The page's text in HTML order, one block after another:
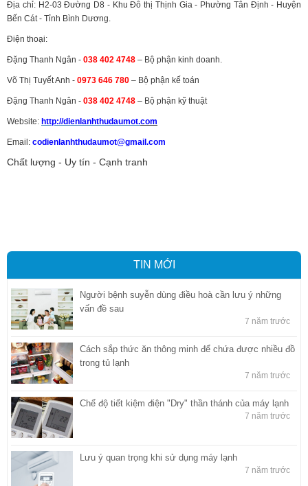
Địa chỉ: H2-03 Đường D8 - Khu Đô thị Thịnh Gia - Phường Tân Định - Huyện
Bến Cát - Tỉnh Bình Dương.
Điện thoại:
Đặng Thanh Ngân - 038 402 4748 – Bộ phận kinh doanh.
Võ Thị Tuyết Anh - 0973 646 780 – Bộ phận kế toán
Đặng Thanh Ngân - 038 402 4748 – Bộ phận kỹ thuật
Website: http://dienlanhthudaumot.com
Email: codienlanhthudaumot@gmail.com
Chất lượng - Uy tín - Cạnh tranh
TIN MỚI
Người bệnh suyễn dùng điều hoà cần lưu ý những
vấn đề sau
7 năm trước
Cách sắp thức ăn thông minh để chứa được nhiều đồ
trong tủ lạnh
7 năm trước
Chế độ tiết kiệm điện "Dry" thần thánh của máy lạnh
7 năm trước
Lưu ý quan trọng khi sử dụng máy lạnh
7 năm trước